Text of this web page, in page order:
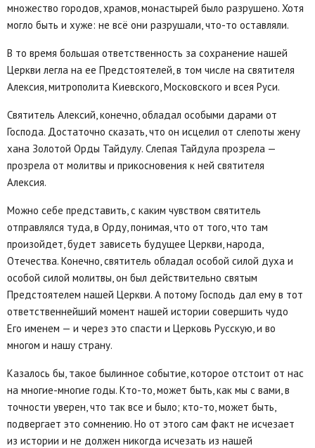
множество городов, храмов, монастырей было разрушено. Хотя
могло быть и хуже: не всё они разрушали, что-то оставляли.
В то время большая ответственность за сохранение нашей
Церкви легла на ее Предстоятелей, в том числе на святителя
Алексия, митрополита Киевского, Московского и всея Руси.
Святитель Алексий, конечно, обладал особыми дарами от
Господа. Достаточно сказать, что он исцелил от слепоты жену
хана Золотой Орды Тайдулу. Слепая Тайдула прозрела —
прозрела от молитвы и прикосновения к ней святителя
Алексия.
Можно себе представить, с каким чувством святитель
отправлялся туда, в Орду, понимая, что от того, что там
произойдет, будет зависеть будущее Церкви, народа,
Отечества. Конечно, святитель обладал особой силой духа и
особой силой молитвы, он был действительно святым
Предстоятелем нашей Церкви. А потому Господь дал ему в тот
ответственнейший момент нашей истории совершить чудо
Его именем — и через это спасти и Церковь Русскую, и во
многом и нашу страну.
Казалось бы, такое былинное событие, которое отстоит от нас
на многие-многие годы. Кто-то, может быть, как мы с вами, в
точности уверен, что так все и было; кто-то, может быть,
подвергает это сомнению. Но от этого сам факт не исчезает
из истории и не должен никогда исчезать из нашей